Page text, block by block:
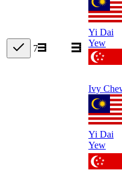
7
Yi Dai
Yew
Ivy
Yi Dai
Yew